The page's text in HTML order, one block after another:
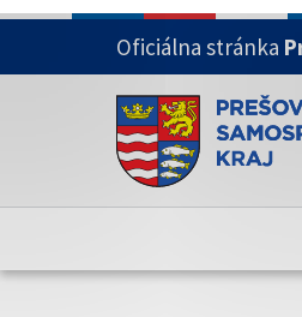
Oficiálna stránka
Doména psk.sk
Toto je oficiálna